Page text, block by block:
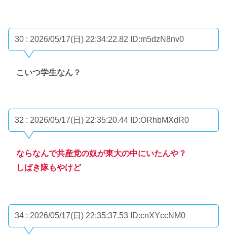
30 : 2026/05/17(日) 22:34:22.82 ID:m5dzN8nv0
こいつ学生なん？
32 : 2026/05/17(日) 22:35:20.44 ID:ORhbMXdR0
ならなんで共産党の奴が東大の中にいたんや？
しばき隊もやけど
34 : 2026/05/17(日) 22:35:37.53 ID:cnXYccNM0